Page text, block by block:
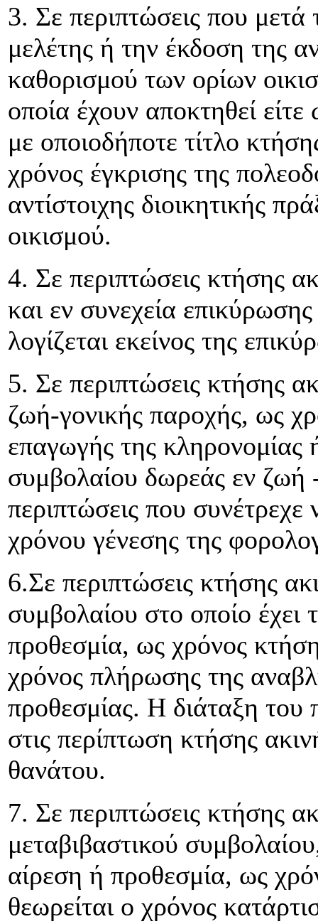
3. Σε περιπτώσεις που μετά
μελέτης ή την έκδοση της
καθορισμού των ορίων
οποία έχουν αποκτηθεί
με οποιοδήποτε τίτλο
χρόνος έγκρισης της
αντίστοιχης διοικητικής
οικισμού.
4. Σε περιπτώσεις κτήσης
και εν συνεχεία
λογίζεται εκείνος της
5. Σε περιπτώσεις κτήσης
ζωή-γονικής παροχής, ως
επαγωγής της κληρονομίας
συμβολαίου δωρεάς εν ζωή
περιπτώσεις που
χρόνου γένεσης της
6.Σε περιπτώσεις κτήσης
συμβολαίου στο οποίο έχει
προθεσμία, ως χρόνος
χρόνος πλήρωσης της
προθεσμίας. Η διάταξη του
στις περίπτωση κτήσης
θανάτου.
7. Σε περιπτώσεις κτήσης
μεταβιβαστικού
αίρεση ή προθεσμία, ως
θεωρείται ο χρόνος